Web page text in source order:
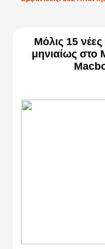
Μόλις 15
μηνιαίως στο